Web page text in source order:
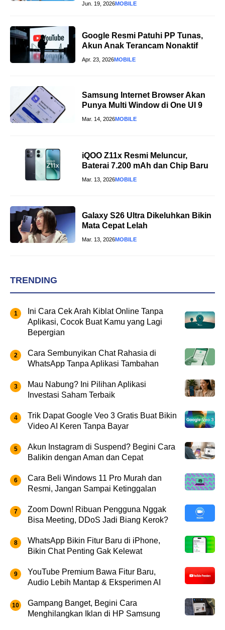
Jun. 19, 2026MOBILE
Google Resmi Patuhi PP Tunas,
Akun Anak Terancam Nonaktif
Apr. 23, 2026MOBILE
Samsung Internet Browser Akan
Punya Multi Window di One UI 9
Mar. 14, 2026MOBILE
iQOO Z11x Resmi Meluncur,
Baterai 7.200 mAh dan Chip Baru
Mar. 13, 2026MOBILE
Galaxy S26 Ultra Dikeluhkan Bikin
Mata Cepat Lelah
Mar. 13, 2026MOBILE
TRENDING
Ini Cara Cek Arah Kiblat Online Tanpa
Aplikasi, Cocok Buat Kamu yang Lagi
Bepergian
Cara Sembunyikan Chat Rahasia di
WhatsApp Tanpa Aplikasi Tambahan
Mau Nabung? Ini Pilihan Aplikasi
Investasi Saham Terbaik
Trik Dapat Google Veo 3 Gratis Buat Bikin
Video AI Keren Tanpa Bayar
Akun Instagram di Suspend? Begini Cara
Balikin dengan Aman dan Cepat
Cara Beli Windows 11 Pro Murah dan
Resmi, Jangan Sampai Ketinggalan
Zoom Down! Ribuan Pengguna Nggak
Bisa Meeting, DDoS Jadi Biang Kerok?
WhatsApp Bikin Fitur Baru di iPhone,
Bikin Chat Penting Gak Kelewat
YouTube Premium Bawa Fitur Baru,
Audio Lebih Mantap & Eksperimen AI
Gampang Banget, Begini Cara
Menghilangkan Iklan di HP Samsung